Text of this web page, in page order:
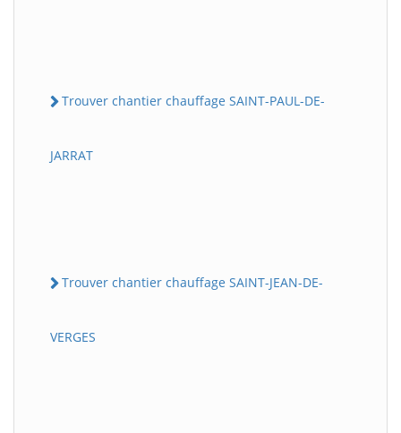
Trouver chantier chauffage SAINT-PAUL-DE-
JARRAT
Trouver chantier chauffage SAINT-JEAN-DE-
VERGES